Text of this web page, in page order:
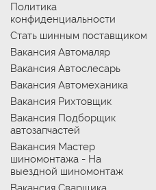
Политика
конфиденциальности
Стать шинным поставщиком
Вакансия Автомаляр
Вакансия Автослесарь
Вакансия Автомеханика
Вакансия Рихтовщик
Вакансия Подборщик
автозапчастей
Вакансия Мастер
шиномонтажа - На
выездной шиномонтаж